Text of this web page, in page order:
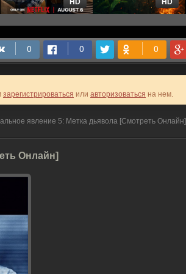
HD HD
зарегистрироваться или авторизоваться на нем.
явление 5: Метка дьявола [Смотреть Онлайн]
Онлайн]